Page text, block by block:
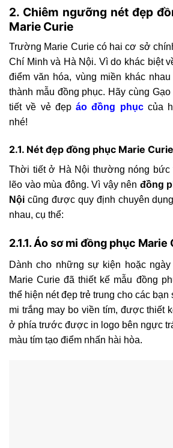
2. Chiêm ngưỡng nét đẹp
Marie Curie
Trường Marie Curie có hai cơ sở
Chí Minh và Hà Nội. Vì do khác biệt
điểm văn hóa, vùng miền khác
thành mẫu đồng phục. Hãy cùng
tiết về vẻ đẹpáo đồng phụccủa
nhé!
2.1. Nét đẹp đồng phục Marie
Thời tiết ở Hà Nội thường nóng bức
lẽo vào mùa đông. Vì vậy nên đồng
Nội cũng được quy định chuyên
nhau, cụ thể:
2.1.1. Áo sơ mi đồng phục Marie
Dành cho những sự kiện hoặc
Marie Curie đã thiết kế mẫu đồng
thể hiện nét đẹp trẻ trung cho các
mi trắng may bo viền tím, được thiết
ở phía trước được in logo bên ngực
màu tím tạo điểm nhấn hài hòa.